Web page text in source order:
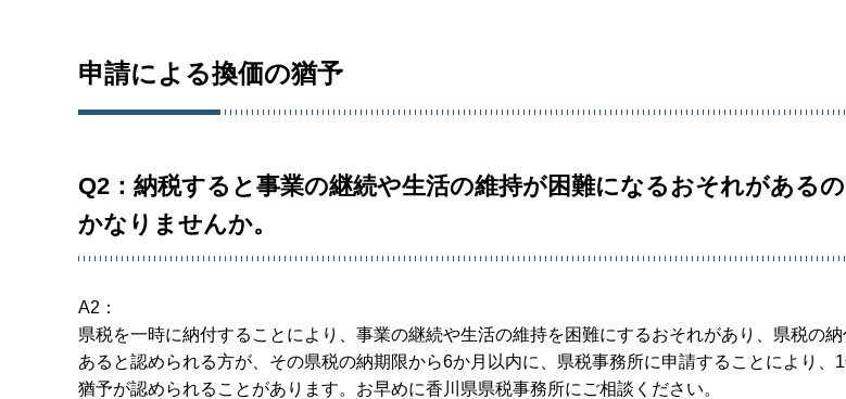
申請による換価の猶予
Q2：納税すると事業の継続や生活の維持が困難になるおそれがある
かなりませんか。
A2：
県税を一時に納付することにより、事業の継続や生活の維持を困難にするおそれがあり、県税の
あると認められる方が、その県税の納期限から6か月以内に、県税事務所に申請することにより、
猶予が認められることがあります。お早めに香川県県税事務所にご相談ください。